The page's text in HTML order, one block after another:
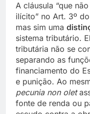
A cláusula “que
ilícito” no Art. 3º
mas sim uma
sistema tributário.
tributária não se
separando as
financiamento do
e punição. Ao
pecunia non olet
fonte de renda ou